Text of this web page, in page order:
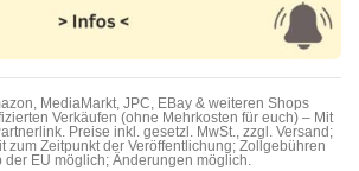
MediaMarkt, JPC, EBay & weiteren Shops
Verkäufen (ohne Mehrkosten für euch) – Mit
Preise inkl. gesetzl. MwSt., zzgl. Versand;
zum Zeitpunkt der Veröffentlichung; Zollgebühren
der EU möglich; Änderungen möglich.